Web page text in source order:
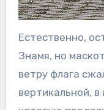
Естественно,
Знамя, но
ветру флага
вертикальной,